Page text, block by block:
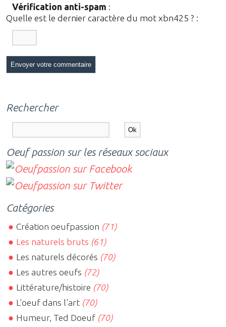
Vérification anti-spam :
Quelle est le dernier caractère du mot xbn425 ? :
Rechercher
Oeuf passion sur les réseaux sociaux
Catégories
Création oeufpassion (71)
Les naturels bruts (61)
Les naturels décorés (70)
Les autres oeufs (72)
Littérature/histoire (70)
L'oeuf dans l'art (70)
Humeur, Ted Doeuf (70)